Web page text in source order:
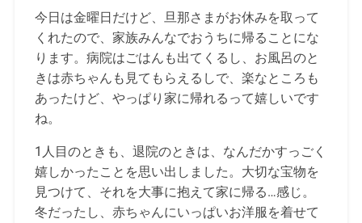
今日は金曜日だけど、旦那さまがお休みを取って
くれたので、家族みんなでおうちに帰ることにな
ります。病院はごはんも出てくるし、お風呂のと
きは赤ちゃんも見てもらえるしで、楽なところも
あったけど、やっぱり家に帰れるって嬉しいです
ね。
1人目のときも、退院のときは、なんだかすっごく
嬉しかったことを思い出しました。大切な宝物を
見つけて、それを大事に抱えて家に帰る…感じ。
冬だったし、赤ちゃんにいっぱいお洋服を着せて